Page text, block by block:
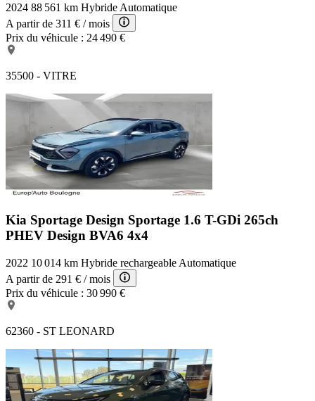
2024 88 561 km Hybride Automatique
A partir de 311 € / mois
Prix du véhicule : 24 490 €
35500 - VITRE
Kia Sportage Design Sportage 1.6 T-GDi 265ch
PHEV Design BVA6 4x4
2022 10 014 km Hybride rechargeable Automatique
A partir de 291 € / mois
Prix du véhicule : 30 990 €
62360 - ST LEONARD